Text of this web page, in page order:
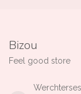
Bizou
Feel good store